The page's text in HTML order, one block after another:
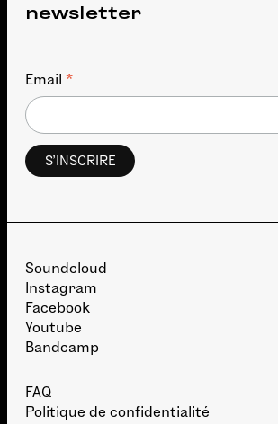
newsletter
Email *
Soundcloud
Instagram
Facebook
Youtube
Bandcamp
FAQ
Politique de confidentialité